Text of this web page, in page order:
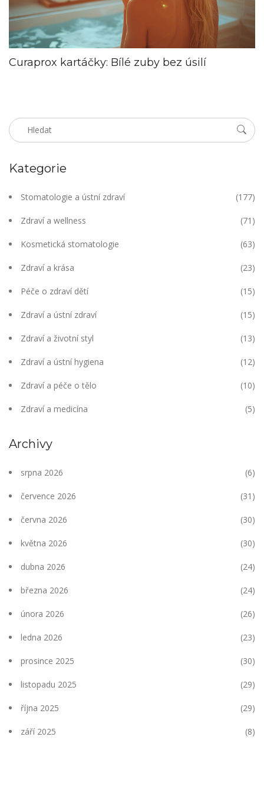
Curaprox kartáčky: Bílé zuby bez úsilí
Kategorie
Stomatologie a ústní zdraví (177)
Zdraví a wellness (71)
Kosmetická stomatologie (63)
Zdraví a krása (23)
Péče o zdraví dětí (15)
Zdraví a ústní zdraví (15)
Zdraví a životní styl (13)
Zdraví a ústní hygiena (12)
Zdraví a péče o tělo (10)
Zdraví a medicína (5)
Archivy
srpna 2026 (6)
července 2026 (31)
června 2026 (30)
května 2026 (30)
dubna 2026 (24)
března 2026 (24)
února 2026 (26)
ledna 2026 (23)
prosince 2025 (30)
listopadu 2025 (29)
října 2025 (29)
září 2025 (8)